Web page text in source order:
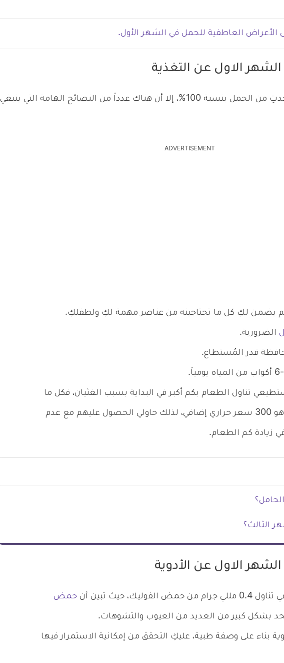
الأعراض العاطفية للحمل في الشهر الأول.
الاول عن التغذية
رغم أنكِ قد لا تكوني قد تأكدتِ من الحمل بنسبة 100%، إلا أن هناك عدداً من النصائح الهامة التي ينبغي
ADVERTISEMENT
يضمن لكِ كل ما تحتاجينه من عناصر مهمة لكِ ولطفلكِ.
الضرورية.
قدر المُستطاع.
تناول الطعام بكم أكبر في البداية بسبب الغثيان، فكل ما
تحتاجينه أثناء الحمل هو 300 سعر حراري إضافي، لذلك حاولي الحصول عليهم مع عدم
كم الطعام.
الثالث؟
الاول عن الأدوية
حيث تبين أن حمض
بشكل كبير من العديد من العيوب والتشوهات.
بناء على وصفة طبية، عليكِ التحقق من إمكانية الاستمرار فيها